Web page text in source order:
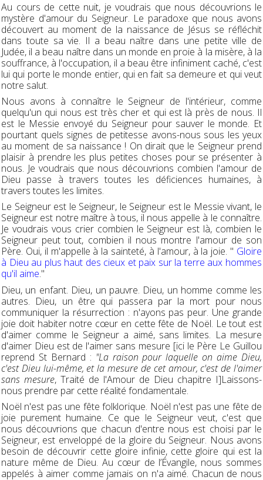
Au cours de cette nuit, je voudrais que nous découvrions le
mystère d'amour du Seigneur. Le paradoxe que nous avons
découvert au moment de la naissance de Jésus se réfléchit
dans toute sa vie. Il a beau naître dans une petite ville de
Judée, il a beau naître dans un monde en proie à la misère, à la
souffrance, à l'occupation, il a beau être infiniment caché, c'est
lui qui porte le monde entier, qui en fait sa demeure et qui veut
notre salut.
Nous avons à connaître le Seigneur de l'intérieur, comme
quelqu'un qui nous est très cher et qui est là près de nous. Il
est le Messie envoyé du Seigneur pour sauver le monde. Et
pourtant quels signes de petitesse avons-nous sous les yeux
au moment de sa naissance ! On dirait que le Seigneur prend
plaisir à prendre les plus petites choses pour se présenter à
nous. Je voudrais que nous découvrions combien l'amour de
Dieu passe à travers toutes les déficiences humaines, à
travers toutes les limites.
Le Seigneur est le Seigneur, le Seigneur est le Messie vivant, le
Seigneur est notre maître à tous, il nous appelle à le connaître.
Je voudrais vous crier combien le Seigneur est là, combien le
Seigneur peut tout, combien il nous montre l'amour de son
Père. Oui, il m'appelle à la sainteté, à l'amour, à la joie. " Gloire
à Dieu au plus haut des cieux et paix sur la terre aux hommes
qu'il aime."
Dieu, un enfant. Dieu, un pauvre. Dieu, un homme comme les
autres. Dieu, un être qui passera par la mort pour nous
communiquer la résurrection : n'ayons pas peur. Une grande
joie doit habiter notre cœur en cette fête de Noël. Le tout est
d'aimer comme le Seigneur a aimé, sans limites. La mesure
d'aimer Dieu est de l'aimer sans mesure [ici le Père Le Guillou
reprend St Bernard : "La raison pour laquelle on aime Dieu,
c'est Dieu lui-même, et la mesure de cet amour, c'est de l'aimer
sans mesure, Traité de l'Amour de Dieu chapitre I]Laissons-
nous prendre par cette réalité fondamentale.
Noël n'est pas une fête folklorique. Noël n'est pas une fête de
joie purement humaine. Ce que le Seigneur veut, c'est que
nous découvrions que chacun d'entre nous est choisi par le
Seigneur, est enveloppé de la gloire du Seigneur. Nous avons
besoin de découvrir cette gloire infinie, cette gloire qui est la
nature même de Dieu. Au cœur de l’Évangile, nous sommes
appelés à aimer comme jamais on n'a aimé. Chacun de nous